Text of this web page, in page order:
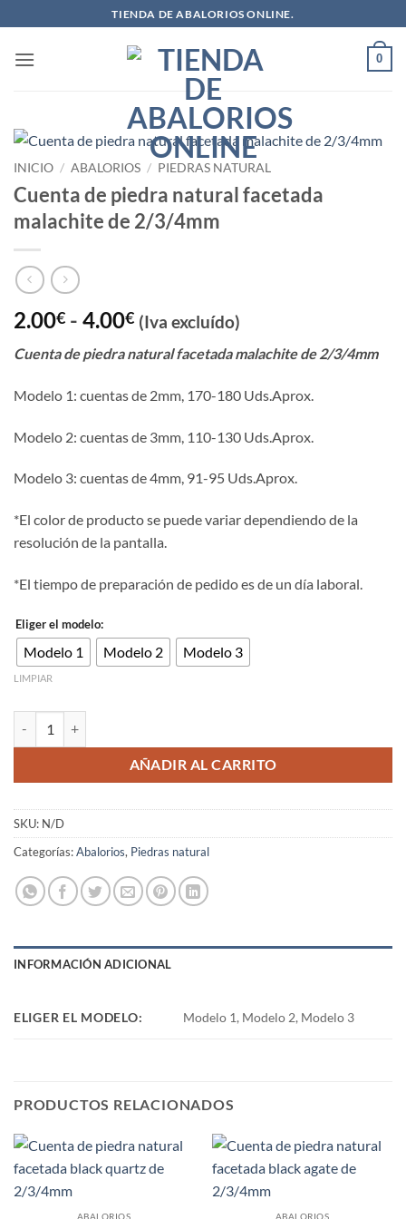
al
contenido
TIENDA DE ABALORIOS ONLINE.
0
INICIO / ABALORIOS / PIEDRAS NATURAL
Cuenta de piedra natural facetada
malachite de 2/3/4mm
2.00€ - 4.00€Rango
precios:
desde
2.00€
hasta
4.00€
(Iva excluído)
Cuenta de piedra natural facetada malachite de 2/3/4mm
Modelo 1: cuentas de 2mm, 170-180 Uds.Aprox.
Modelo 2: cuentas de 3mm, 110-130 Uds.Aprox.
Modelo 3: cuentas de 4mm, 91-95 Uds.Aprox.
*El color de producto se puede variar dependiendo de la
resolución de la pantalla.
*El tiempo de preparación de pedido es de un día laboral.
Eliger el modelo:
Modelo 1 Modelo 2 Modelo 3
LIMPIAR
AÑADIR AL CARRITO
SKU: N/D
Categorías:Abalorios, Piedras natural
INFORMACIÓN ADICIONAL
ELIGER EL MODELO: Modelo 1, Modelo 2, Modelo 3
PRODUCTOS RELACIONADOS
ABALORIOS ABALORIOS